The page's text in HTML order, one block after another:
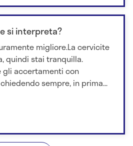
si interpreta?
migliore.La cervicite
quindi stai tranquilla.
gli accertamenti con
sempre, in prima...